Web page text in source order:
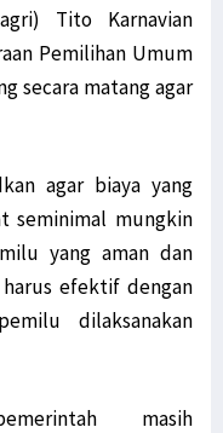
Tito Karnavian
Pemilihan Umum
secara matang agar
agar biaya yang
seminimal mungkin
yang aman dan
harus efektif dengan
dilaksanakan
masih